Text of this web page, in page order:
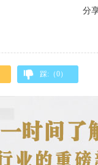
分
踩:（0）